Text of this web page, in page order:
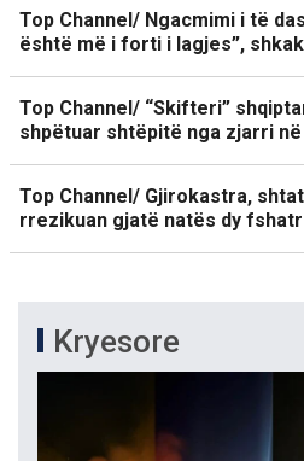
Top Channel/ Ngacmimi i të
është më i forti i lagjes”,
Top Channel/ “Skifteri”
shpëtuar shtëpitë nga zjarri
Top Channel/ Gjirokastra,
rrezikuan gjatë natës dy
Kryesore